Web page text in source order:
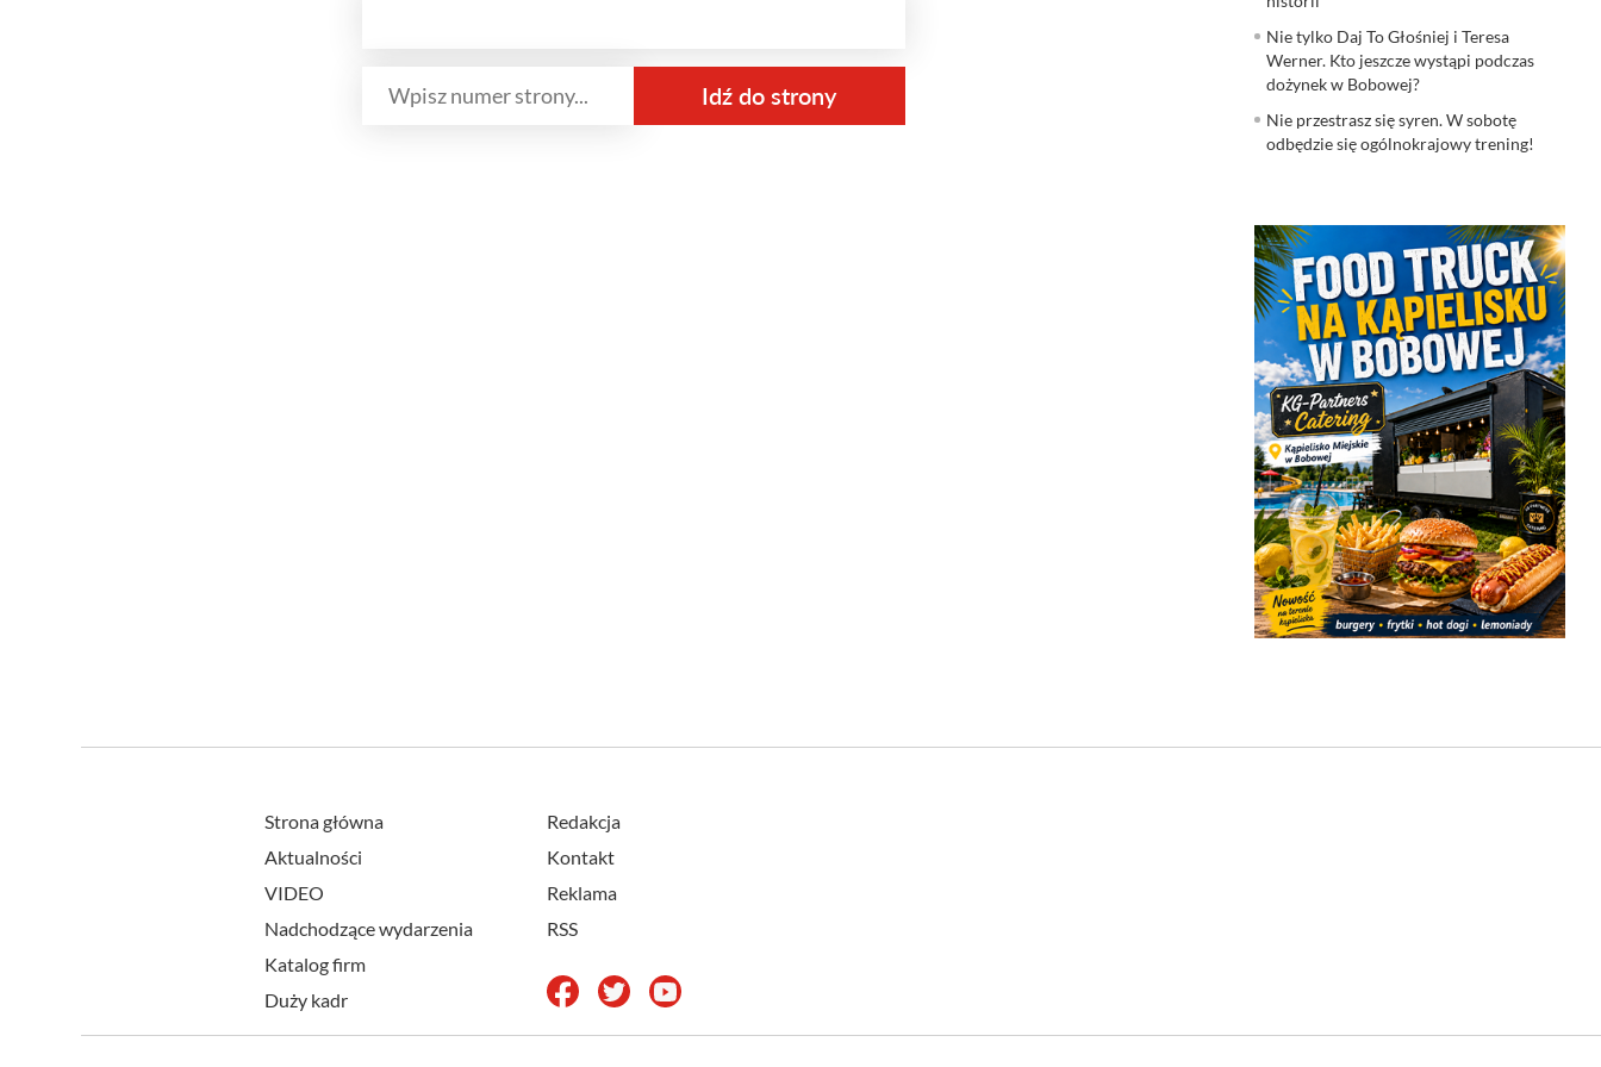
Nie tylko Daj To Głośniej i Teresa
Werner. Kto jeszcze wystąpi podczas
dożynek w Bobowej?
Nie przestrasz się syren. W sobotę
odbędzie się ogólnokrajowy trening!
Strona główna
Aktualności
VIDEO
Nadchodzące wydarzenia
Katalog firm
Duży kadr
Redakcja
Kontakt
Reklama
RSS